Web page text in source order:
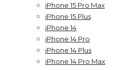
iPhone 15 Pro Max
iPhone 15 Plus
iPhone 14
iPhone 14 Pro
iPhone 14 Plus
iPhone 14 Pro Max